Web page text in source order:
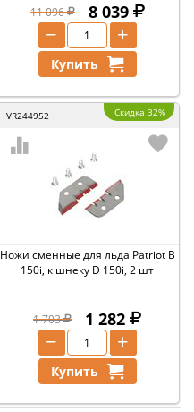
11 096 8 039
+
−
Купить
VR244952 Скидка 32%
Ножи сменные для льда Patriot B
150i, к шнеку D 150i, 2 шт
1 703 1 282
+
−
Купить